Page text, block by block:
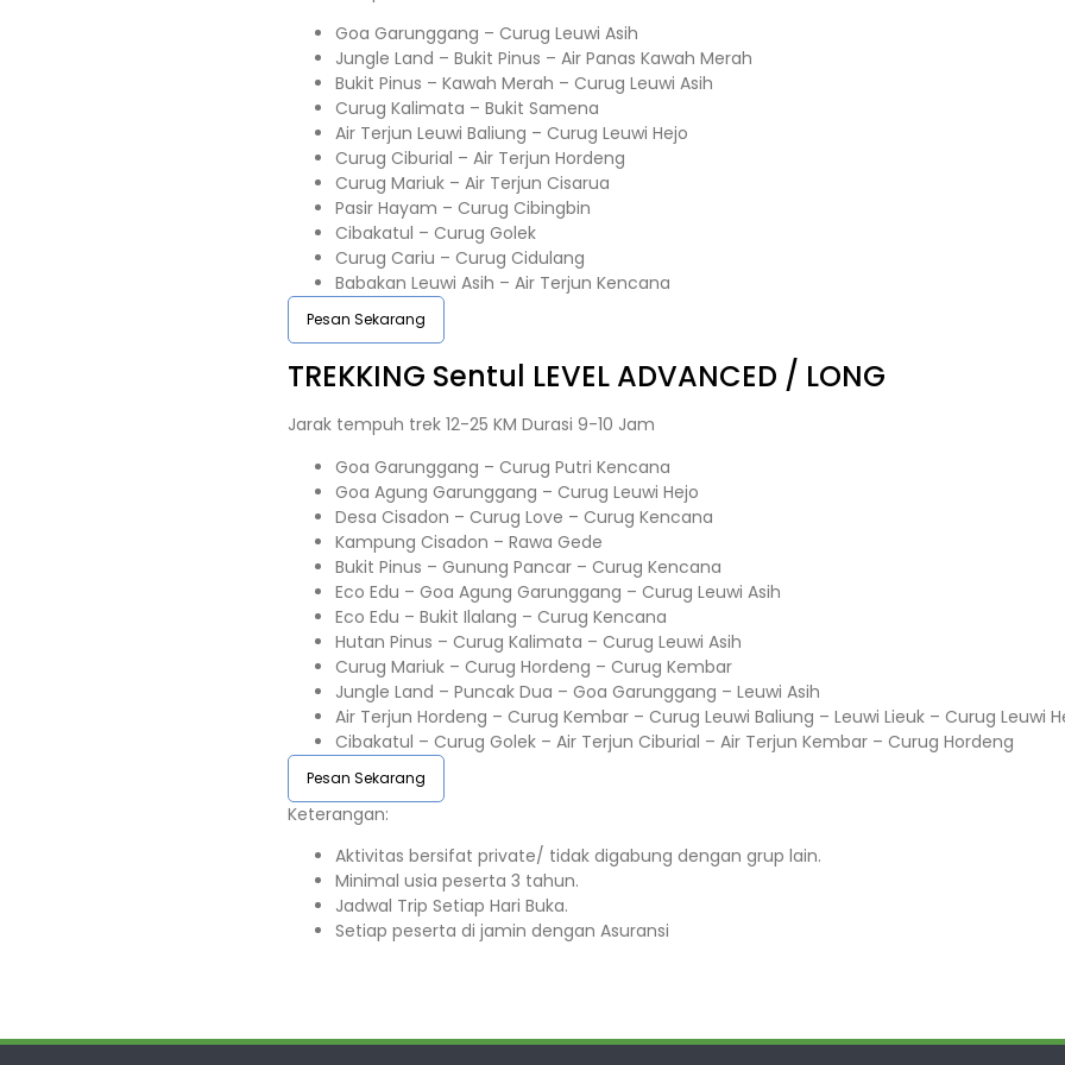
Goa Garunggang – Curug Leuwi Asih
Jungle Land – Bukit Pinus – Air Panas Kawah Merah
Bukit Pinus – Kawah Merah – Curug Leuwi Asih
Curug Kalimata – Bukit Samena
Air Terjun Leuwi Baliung – Curug Leuwi Hejo
Curug Ciburial – Air Terjun Hordeng
Curug Mariuk – Air Terjun Cisarua
Pasir Hayam – Curug Cibingbin
Cibakatul – Curug Golek
Curug Cariu – Curug Cidulang
Babakan Leuwi Asih – Air Terjun Kencana
Pesan Sekarang
TREKKING Sentul LEVEL ADVANCED / LONG
Jarak tempuh trek 12-25 KM Durasi 9-10 Jam
Goa Garunggang – Curug Putri Kencana
Goa Agung Garunggang – Curug Leuwi Hejo
Desa Cisadon – Curug Love – Curug Kencana
Kampung Cisadon – Rawa Gede
Bukit Pinus – Gunung Pancar – Curug Kencana
Eco Edu – Goa Agung Garunggang – Curug Leuwi Asih
Eco Edu – Bukit Ilalang – Curug Kencana
Hutan Pinus – Curug Kalimata – Curug Leuwi Asih
Curug Mariuk – Curug Hordeng – Curug Kembar
Jungle Land – Puncak Dua – Goa Garunggang – Leuwi Asih
Air Terjun Hordeng – Curug Kembar – Curug Leuwi Baliung – Leuwi Lieuk – Curug Leuwi
Cibakatul – Curug Golek – Air Terjun Ciburial – Air Terjun Kembar – Curug Hordeng
Pesan Sekarang
Keterangan:⁣⁣
Aktivitas bersifat private/ tidak digabung dengan grup lain.
Minimal usia peserta 3 tahun.⁣⁣
Jadwal Trip Setiap Hari Buka.⁣⁣
Setiap peserta di jamin dengan Asuransi ⁣⁣